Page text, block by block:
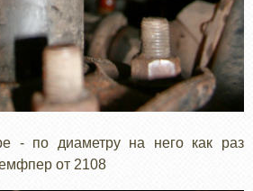
- по диаметру на него как раз
от 2108